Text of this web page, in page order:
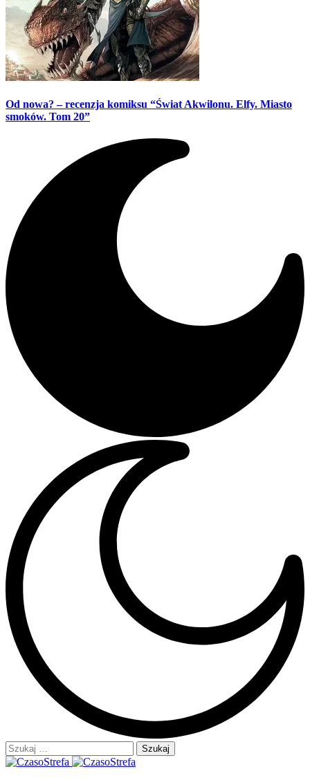
Od nowa? – recenzja komiksu “Świat Akwilonu. Elfy. Miasto
smoków. Tom 20”
Szukaj: